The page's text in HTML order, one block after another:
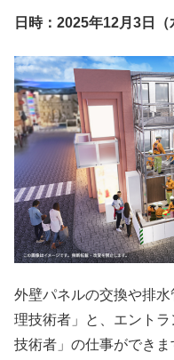
日時：2025年12月3日
外壁パネルの交換や排
理技術者」と、エント
技術者」の仕事ができま